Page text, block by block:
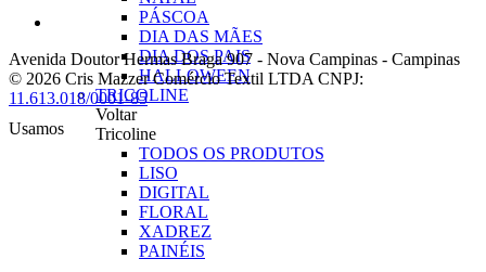
PÁSCOA
DIA DAS MÃES
DIA DOS PAIS
HALLOWEEN
TRICOLINE
Voltar
Tricoline
TODOS OS PRODUTOS
LISO
DIGITAL
FLORAL
XADREZ
PAINÉIS
Avenida Doutor Hermas Braga 907 - Nova Campinas - Campinas
© 2026 Cris Mazzer Comércio Textil LTDA CNPJ:
11.613.018/0001-85
Usamos